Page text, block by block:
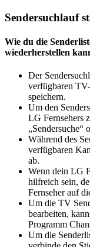
Sendersuchlauf
Wie du die
wiederherstellen
Der
verfügbaren
speichern.
Um den
LG Fernsehers
„Sendersuche“
Während des
verfügbaren
ab.
Wenn dein LG
hilfreich sein,
Fernseher auf
Um die TV
bearbeiten,
Programm
Um die